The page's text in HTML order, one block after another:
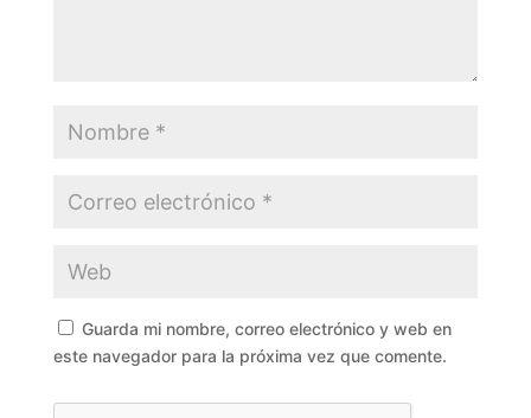
Guarda mi nombre, correo electrónico y web en
este navegador para la próxima vez que comente.